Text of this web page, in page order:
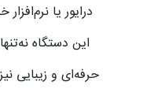
درایور یا
این دستگاه
حرفه‌ای و زیبایی